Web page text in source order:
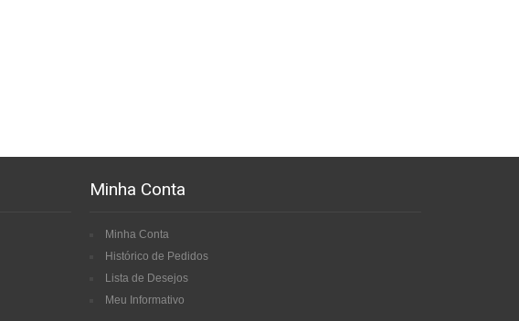
Minha Conta
Minha Conta
Histórico de Pedidos
Lista de Desejos
Meu Informativo